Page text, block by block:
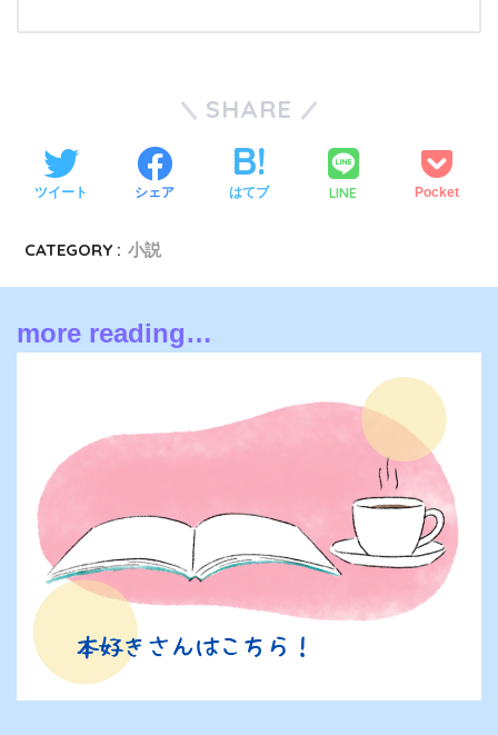
SHARE
ツイート シェア はてブ LINE Pocket
CATEGORY : 小説
more reading…